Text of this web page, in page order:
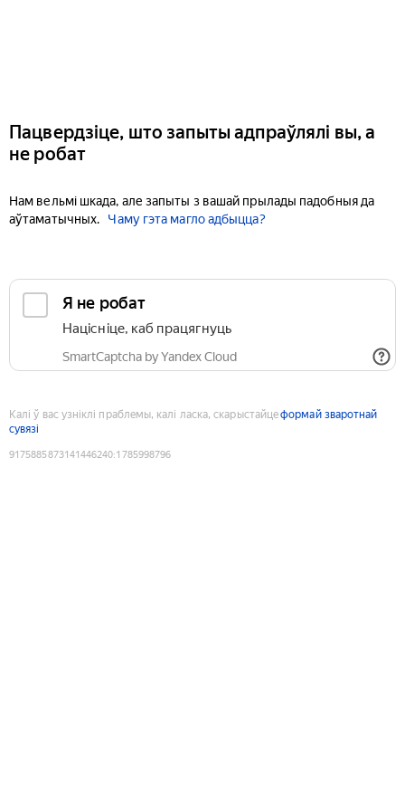
Пацвердзіце, што запыты адпраўлялі вы, а
не робат
Нам вельмі шкада, але запыты з вашай прылады падобныя да
аўтаматычных.
Чаму гэта магло адбыцца?
Я не робат
Націсніце, каб працягнуць
SmartCaptcha by Yandex Cloud
Калі ў вас узніклі праблемы, калі ласка, скарыстайцеформай зваротнай
сувязі
9175885873141446240:1785998796